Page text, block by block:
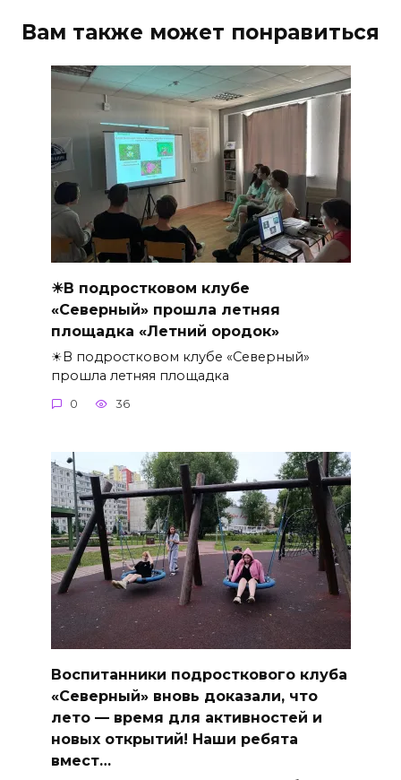
Вам также может понравиться
☀В подростковом клубе
«Северный» прошла летняя
площадка «Летний ородок»
☀В подростковом клубе «Северный»
прошла летняя площадка
0 36
Воспитанники подросткового клуба
«Северный» вновь доказали, что
лето — время для активностей и
новых открытий! Наши ребята
вмест…